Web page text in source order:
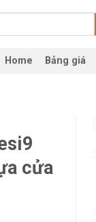
Home Bảng giá
cửa